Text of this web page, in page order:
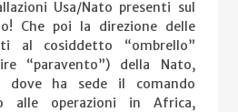
Usa/Nato presenti sul
Che poi la direzione delle
al cosiddetto “ombrello”
“paravento”) della Nato,
dove ha sede il comando
alle operazioni in Africa,